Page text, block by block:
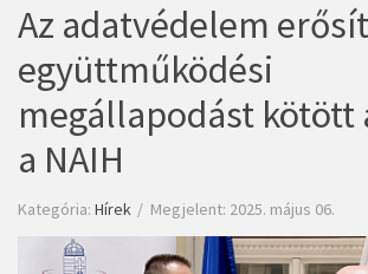
Az adatvédelem
együttműködési
megállapodást kötött
a NAIH
Kategória: Hírek Megjelent: 2025. május 06.